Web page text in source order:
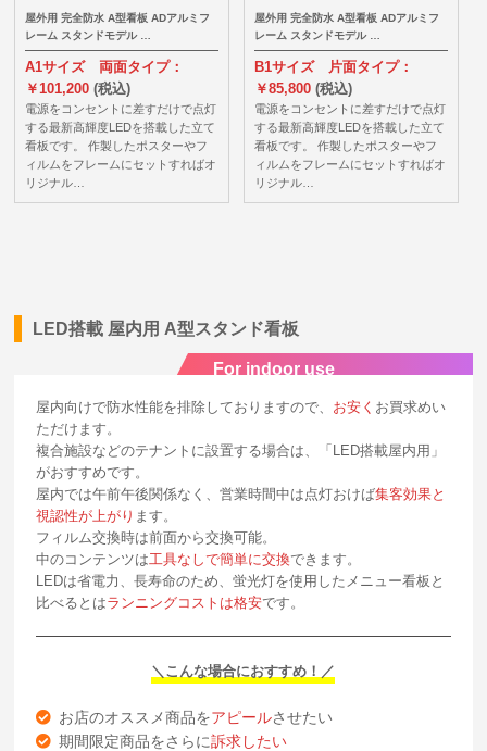
屋外用 完全防水 A型看板 ADアルミフ
レーム スタンドモデル …
A1サイズ 両面タイプ：
￥101,200(税込)
電源をコンセントに差すだけで点灯
する最新高輝度LEDを搭載した立て
看板です。 作製したポスターやフ
ィルムをフレームにセットすればオ
リジナル…
屋外用 完全防水 A型看板 ADアルミフ
レーム スタンドモデル …
B1サイズ 片面タイプ：
￥85,800 (税込)
電源をコンセントに差すだけで点灯
する最新高輝度LEDを搭載した立て
看板です。 作製したポスターやフ
ィルムをフレームにセットすればオ
リジナル…
LED搭載 屋内用 A型スタンド看板
For indoor use
屋内向けで防水性能を排除しておりますので、 お安く お買求めい
ただけます。
複合施設などのテナントに設置する場合は、「LED搭載屋内用」
がおすすめです。
屋内では午前午後関係なく、営業時間中は点灯おけば集客効果と
視認性が上がり ます。
フィルム交換時は前面から交換可能。
中のコンテンツは工具なしで簡単に交換できます。
LEDは省電力、長寿命のため、蛍光灯を使用したメニュー看板と
比べるとはランニングコストは格安です。
＼こんな場合におすすめ！／
お店のオススメ商品をアピールさせたい
期間限定商品をさらに訴求したい